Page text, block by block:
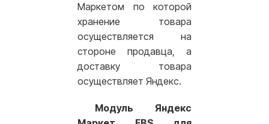
Маркетом по которой
хранение товара
осуществляется на
стороне продавца, а
доставку товара
осуществляет Яндекс.
Модуль Яндекс